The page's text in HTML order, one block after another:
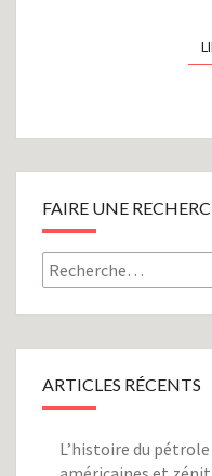
FAIRE UNE
Rechercher :
ARTICLES RÉCENTS
L’histoire du